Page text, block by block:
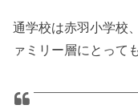
通学校は赤羽小学校
ァミリー層にとって